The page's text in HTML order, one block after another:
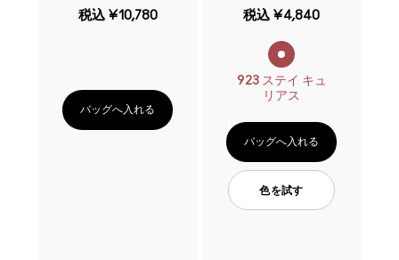
税込 ¥10,780
バッグへ入れる
税込 ¥4,840
923 ステイ キュ
リアス
バッグへ入れる
色を試す